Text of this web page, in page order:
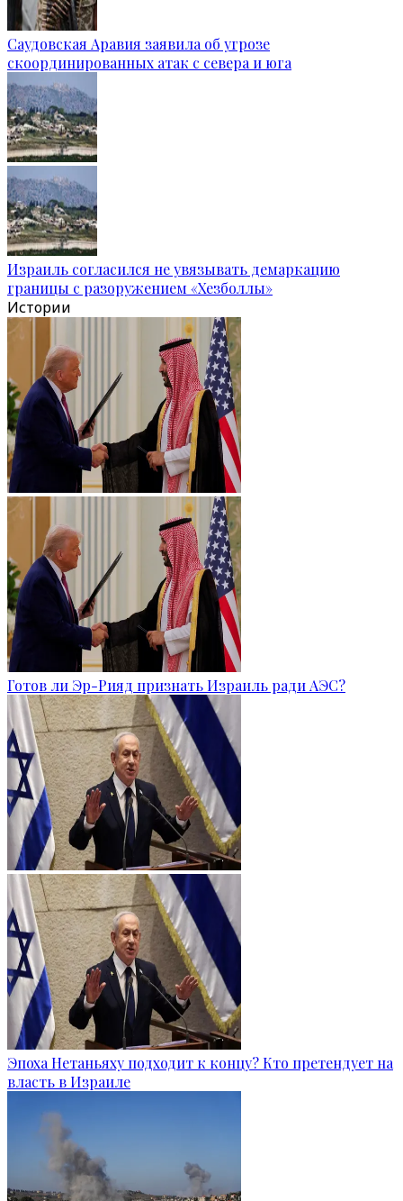
Саудовская Аравия заявила об угрозе
скоординированных атак с севера и юга
Израиль согласился не увязывать демаркацию
границы с разоружением «Хезболлы»
Истории
Готов ли Эр-Рияд признать Израиль ради АЭС?
Эпоха Нетаньяху подходит к концу? Кто претендует на
власть в Израиле